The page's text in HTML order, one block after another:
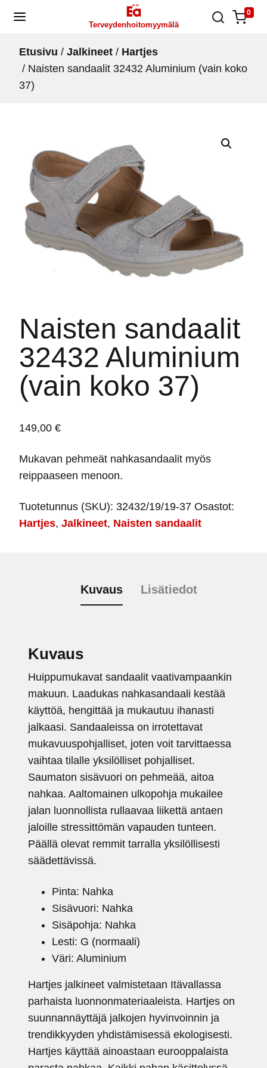
Skip
Terveydenhoitomyymälä
0
Etusivu / Jalkineet / Hartjes
/ Naisten sandaalit 32432 Aluminium (vain koko
37)
Naisten sandaalit
32432 Aluminium
(vain koko 37)
149,00 €
Mukavan pehmeät nahkasandaalit myös
reippaaseen menoon.
Tuotetunnus (SKU): 32432/19/19-37 Osastot:
Hartjes, Jalkineet, Naisten sandaalit
Kuvaus Lisätiedot
Kuvaus
Huippumukavat sandaalit vaativampaankin
makuun. Laadukas nahkasandaali kestää
käyttöä, hengittää ja mukautuu ihanasti
jalkaasi. Sandaaleissa on irrotettavat
mukavuuspohjalliset, joten voit tarvittaessa
vaihtaa tilalle yksilölliset pohjalliset.
Saumaton sisävuori on pehmeää, aitoa
nahkaa. Aaltomainen ulkopohja mukailee
jalan luonnollista rullaavaa liikettä antaen
jaloille stressittömän vapauden tunteen.
Päällä olevat remmit tarralla yksilöllisesti
säädettävissä.
Pinta: Nahka
Sisävuori: Nahka
Sisäpohja: Nahka
Lesti: G (normaali)
Väri: Aluminium
Hartjes jalkineet valmistetaan Itävallassa
parhaista luonnonmateriaaleista. Hartjes on
suunnannäyttäjä jalkojen hyvinvoinnin ja
trendikkyyden yhdistämisessä ekologisesti.
Hartjes käyttää ainoastaan eurooppalaista